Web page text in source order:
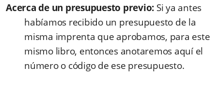
Acerca de un presupuesto previo: Si ya antes
habíamos recibido un presupuesto de la
misma imprenta que aprobamos, para este
mismo libro, entonces anotaremos aquí el
número o código de ese presupuesto.